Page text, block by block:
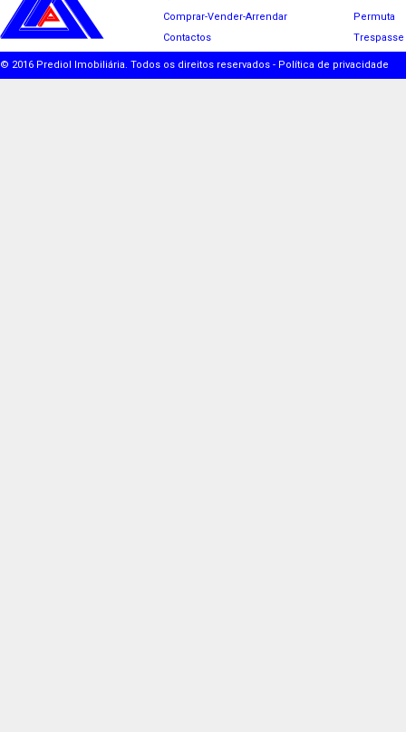
Comprar-Vender-Arrendar
Contactos
Permuta
Trespasse
© 2016 Prediol Imobiliária. Todos os direitos reservados - Política de privacidade